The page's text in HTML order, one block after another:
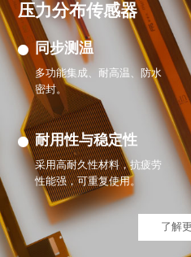
压力分布传感器
同步测温
多功能集成、耐高温、防水
密封。
耐用性与稳定性
采用高耐久性材料，抗疲劳
性能强，可重复使用。
了解